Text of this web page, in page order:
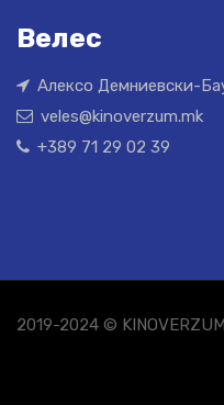
Велес
Алексо Демниевски-
veles@kinoverzum.mk
+389 71 29 02 39
2019-2024 ©